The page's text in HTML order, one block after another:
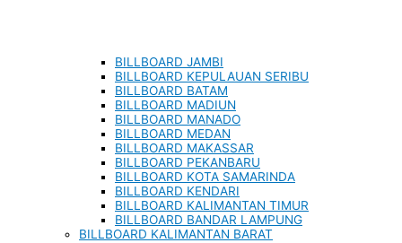
BILLBOARD JAMBI
BILLBOARD KEPULAUAN SERIBU
BILLBOARD BATAM
BILLBOARD MADIUN
BILLBOARD MANADO
BILLBOARD MEDAN
BILLBOARD MAKASSAR
BILLBOARD PEKANBARU
BILLBOARD KOTA SAMARINDA
BILLBOARD KENDARI
BILLBOARD KALIMANTAN TIMUR
BILLBOARD BANDAR LAMPUNG
BILLBOARD KALIMANTAN BARAT